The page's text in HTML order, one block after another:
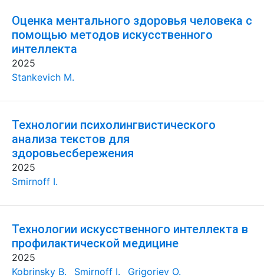
Оценка ментального здоровья человека с
помощью методов искусственного
интеллекта
2025
Stankevich M.
Технологии психолингвистического
анализа текстов для
здоровьесбережения
2025
Smirnoff I.
Технологии искусственного интеллекта в
профилактической медицине
2025
Kobrinsky B.
Smirnoff I. Grigoriev O.